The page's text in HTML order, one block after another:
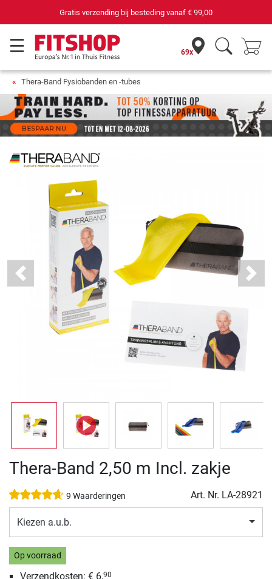
69 filialen met 75 eigen servicemonteurs
69x
Thera-Band Fysiobanden en -tubes
Previous Next
Thera-Band 2,50 m Incl. zakje
9 Waarderingen Art. Nr. LA-28921
Kiezen a.u.b.
Op voorraad
Verzendkosten: € 6,90